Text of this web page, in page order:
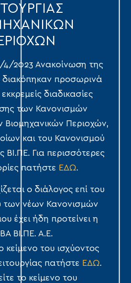
2023 Ανακοίνωση της
διακόπηκαν προσωρινά
διαδικασίες
των Κανονισμών
Βιομηχανικών Περιοχών,
και του Κανονισμού
ΒΙ.ΠΕ. Για περισσότερες
πατήστε ΕΔΩ.
ο διάλογος επί του
των νέων Κανονισμών
έχει ήδη προτείνει η
ΒΙ.ΠΕ. Α.Ε.
κείμενο του ισχύοντος
πατήστε ΕΔΩ.
το κείμενο του